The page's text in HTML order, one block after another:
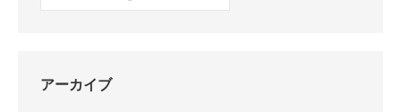
テ
ー
アーカイブ